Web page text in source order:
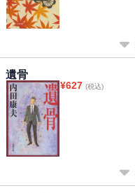
遺骨
¥627 (税込)